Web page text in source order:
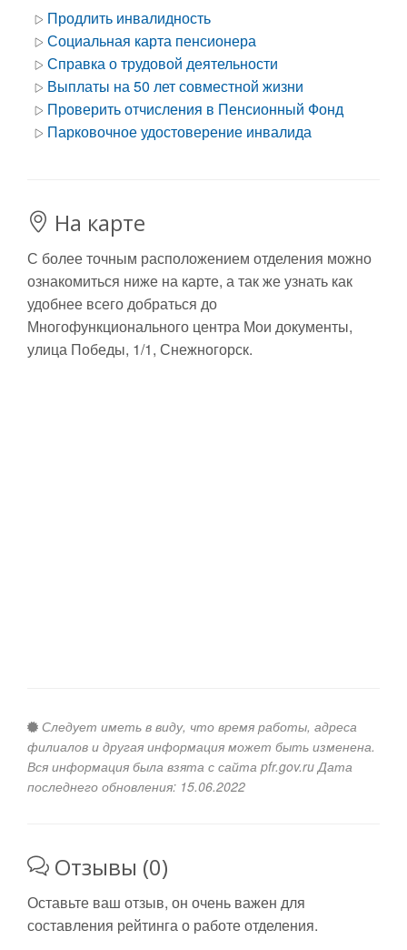
Продлить инвалидность
Социальная карта пенсионера
Справка о трудовой деятельности
Выплаты на 50 лет совместной жизни
Проверить отчисления в Пенсионный Фонд
Парковочное удостоверение инвалида
На карте
С более точным расположением отделения можно
ознакомиться ниже на карте, а так же узнать как
удобнее всего добраться до
Многофункционального центра Мои документы,
улица Победы, 1/1, Снежногорск.
Следует иметь в виду, что время работы, адреса
филиалов и другая информация может быть изменена.
Вся информация была взята с сайта pfr.gov.ru Дата
последнего обновления: 15.06.2022
Отзывы (0)
Оставьте ваш отзыв, он очень важен для
составления рейтинга о работе отделения.